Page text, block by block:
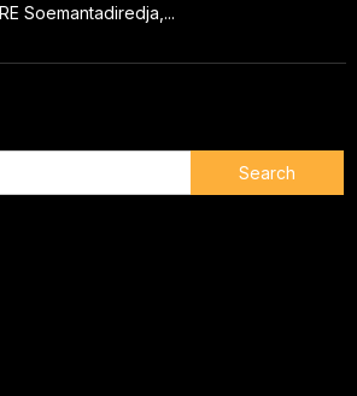
RE Soemantadiredja,...